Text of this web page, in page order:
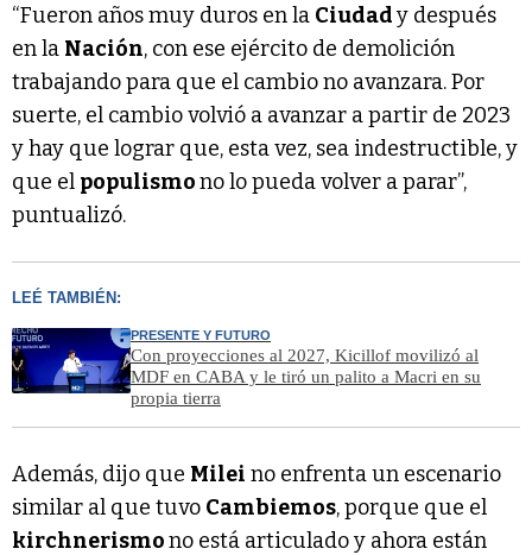
“Fueron años muy duros en la Ciudady después
en la Nación, con ese ejército de demolición
trabajando para que el cambio no avanzara. Por
suerte, el cambio volvió a avanzar a partir de 2023
y hay que lograr que, esta vez, sea indestructible, y
que el populismono lo pueda volver a parar”,
puntualizó.
LEÉ TAMBIÉN:
PRESENTE Y FUTURO
Con proyecciones al 2027, Kicillof movilizó al
MDF en CABA y le tiró un palito a Macri en su
propia tierra
Además, dijo que Milei no enfrenta un escenario
similar al que tuvo Cambiemos, porque que el
kirchnerismono está articulado y ahora están